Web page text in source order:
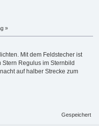
»
Mit dem Feldstecher ist
Regulus im Sternbild
auf halber Strecke zum
Gespeichert